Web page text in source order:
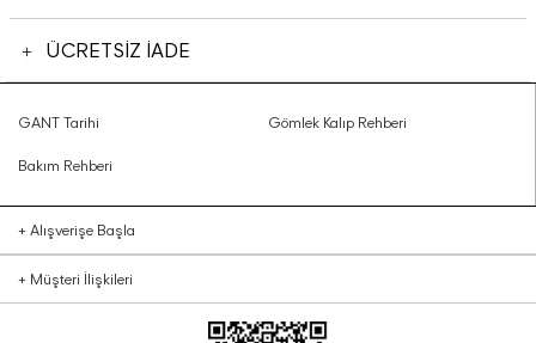
ÜCRETSİZ İADE
GANT Tarihi Gömlek Kalıp Rehberi
Bakım Rehberi
+ Alışverişe Başla
+ Müşteri İlişkileri